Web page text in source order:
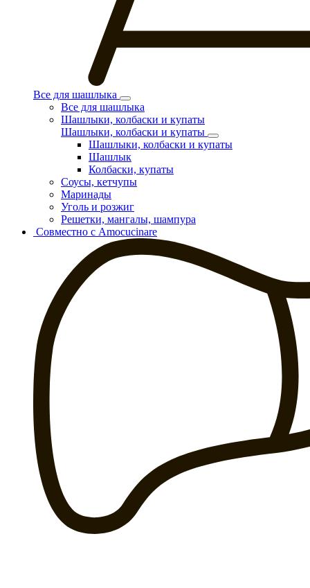
Все для шашлыка
Все для шашлыка
Шашлыки, колбаски и купаты
Шашлыки, колбаски и купаты
Шашлыки, колбаски и купаты
Шашлык
Колбаски, купаты
Соусы, кетчупы
Маринады
Уголь и розжиг
Решетки, мангалы, шампура
Совместно с Amocucinare